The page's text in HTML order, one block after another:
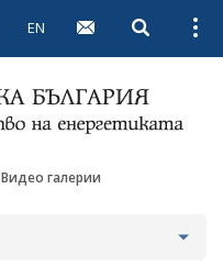
EN Open
Видео галерии